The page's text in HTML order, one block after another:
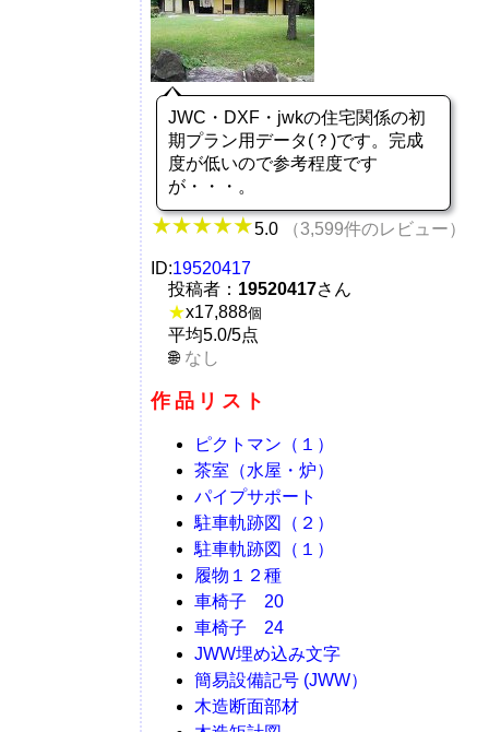
JWC・DXF・jwkの住宅関係の初
期プラン用データ(？)です。完成
度が低いので参考程度です
が・・・。
5.0 （3,599件のレビュー）
ID:19520417
投稿者： 19520417さん
★x17,888個
平均5.0/5点
なし
作品リスト
ピクトマン（１）
茶室（水屋・炉）
パイプサポート
駐車軌跡図（２）
駐車軌跡図（１）
履物１２種
車椅子 20
車椅子 24
JWW埋め込み文字
簡易設備記号 (JWW）
木造断面部材